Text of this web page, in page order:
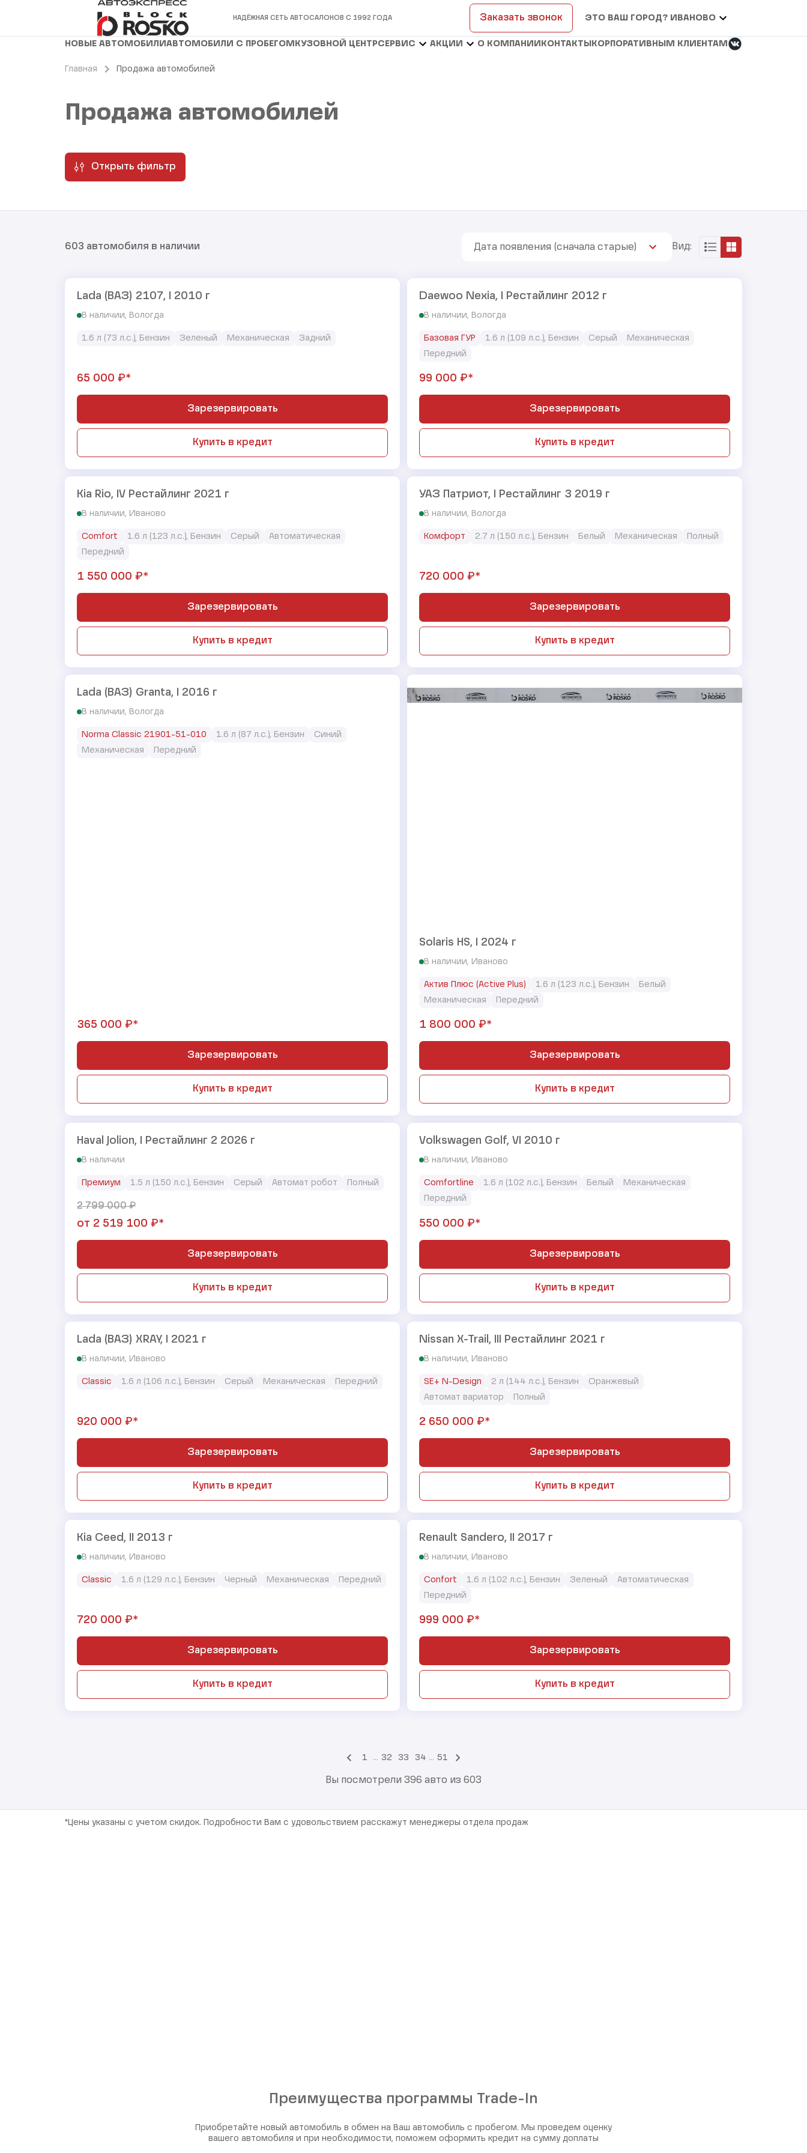
НАДЁЖНАЯ СЕТЬ АВТОСАЛОНОВ С 1992 ГОДА Заказать звонок ЭТО ВАШ ГОРОД? ИВАНОВО
НОВЫЕ АВТОМОБИЛИ АВТОМОБИЛИ С ПРОБЕГОМ КУЗОВНОЙ ЦЕНТРСЕРВИС АКЦИИ О КОМПАНИИ КОНТАКТЫ КОРПОРАТИВНЫМ КЛИЕНТАМ
Главная Продажа автомобилей
Продажа автомобилей
Открыть фильтр
603 автомобиля в наличии Дата появления (сначала старые) Вид:
Lada (ВАЗ) 2107, I 2010 г
В наличии, Вологда
1.6 л (73 л.с.), Бензин Зеленый Механическая Задний
65 000 ₽*
Зарезервировать
Купить в кредит
Daewoo Nexia, I Рестайлинг 2012 г
В наличии, Вологда
Базовая ГУР 1.6 л (109 л.с.), Бензин Серый
Механическая
Передний
99 000 ₽*
Зарезервировать
Купить в кредит
Kia Rio, IV Рестайлинг 2021 г
В наличии, Иваново
Comfort 1.6 л (123 л.с.), Бензин Серый
Автоматическая
Передний
1 550 000 ₽*
Зарезервировать
Купить в кредит
УАЗ Патриот, I Рестайлинг 3 2019 г
В наличии, Вологда
Комфорт 2.7 л (150 л.с.), Бензин Белый Механическая Полный
720 000 ₽*
Зарезервировать
Купить в кредит
Lada (ВАЗ) Granta, I 2016 г
В наличии, Вологда
Norma Classic 21901-51-010 1.6 л (87 л.с.), Бензин
Синий
Механическая
Передний
365 000 ₽*
Зарезервировать
Купить в кредит
Solaris HS, I 2024 г
В наличии, Иваново
Актив Плюс (Active Plus) 1.6 л (123 л.с.), Бензин
Белый
Механическая
Передний
1 800 000 ₽*
Зарезервировать
Купить в кредит
Haval Jolion, I Рестайлинг 2 2026 г
В наличии
Премиум 1.5 л (150 л.с.), Бензин Серый Автомат робот Полный
2 799 000₽
от 2 519 100 ₽*
Зарезервировать
Купить в кредит
Volkswagen Golf, VI 2010 г
В наличии, Иваново
Comfortline 1.6 л (102 л.с.), Бензин Белый
Механическая
Передний
550 000 ₽*
Зарезервировать
Купить в кредит
Lada (ВАЗ) XRAY, I 2021 г
В наличии, Иваново
Classic 1.6 л (106 л.с.), Бензин Серый Механическая Передний
920 000 ₽*
Зарезервировать
Купить в кредит
Nissan X-Trail, III Рестайлинг 2021 г
В наличии, Иваново
SE+ N-Design 2 л (144 л.с.), Бензин
Оранжевый
Автомат вариатор
Полный
2 650 000 ₽*
Зарезервировать
Купить в кредит
Kia Ceed, II 2013 г
В наличии, Иваново
Classic 1.6 л (129 л.с.), Бензин Черный Механическая Передний
720 000 ₽*
Зарезервировать
Купить в кредит
Renault Sandero, II 2017 г
В наличии, Иваново
Confort 1.6 л (102 л.с.), Бензин Зеленый
Автоматическая
Передний
999 000 ₽*
Зарезервировать
Купить в кредит
1 ... 32 33 34 ... 51
Вы посмотрели 396 авто из 603
*Цены указаны с учетом скидок. Подробности Вам с удовольствием расскажут менеджеры отдела продаж
Преимущества программы Trade-In
Приобретайте новый автомобиль в обмен на Ваш автомобиль с пробегом. Мы проведем оценку
вашего автомобиля и при необходимости, поможем оформить кредит на сумму доплаты